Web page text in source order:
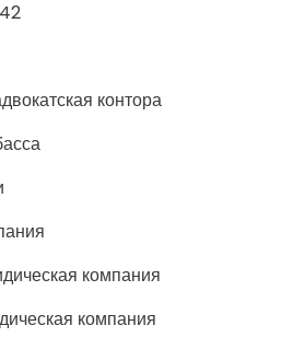
контора
компания
компания